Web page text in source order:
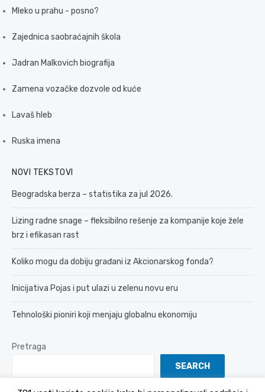
Mleko u prahu - posno?
Zajednica saobraćajnih škola
Jadran Malkovich biografija
Zamena vozačke dozvole od kuće
Lavaš hleb
Ruska imena
NOVI TEKSTOVI
Beogradska berza – statistika za jul 2026.
Lizing radne snage – fleksibilno rešenje za kompanije koje žele
brz i efikasan rast
Koliko mogu da dobiju građani iz Akcionarskog fonda?
Inicijativa Pojas i put ulazi u zelenu novu eru
Tehnološki pioniri koji menjaju globalnu ekonomiju
Pretraga
SEARCH